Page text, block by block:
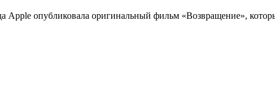
Apple опубликовала оригинальный фильм «Возвращение»,